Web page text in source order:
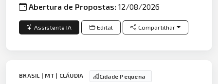
Abertura de Propostas:12/08/2026
Assistente IA Edital Compartilhar
BRASIL | MT | CLÁUDIA Cidade Pequena